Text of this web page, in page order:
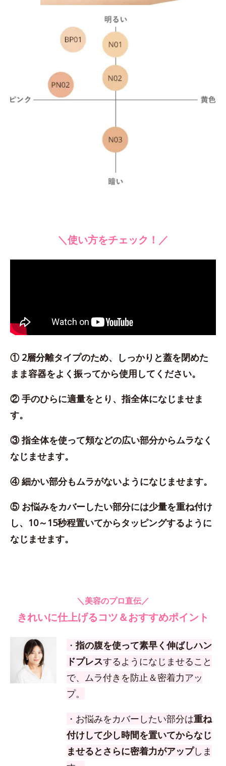
＼使い方をチェック！／
① 2層分離タイプのため、しっかりと蓋を閉めた
まま容器をよく振ってから使用してください。
② 手のひらに適量をとり、指全体になじませま
す。
③ 指全体を使って頬などの広い部分からムラなく
なじませます。
④ 細かい部分もムラがないようになじませます。
⑤ お悩みをカバーしたい部分には少量を重ね付け
し、10～15秒程置いてからタッピングするように
なじませます。
＼美容のプロ直伝／
きれいに仕上げるコツ＆おすすめポイント
・指の腹を使って素早く伸ばしハン
ドプレスするようになじませること
で、ムラ付きを防止＆密着力アッ
プ。
・お悩みをカバーしたい部分は重ね
付けして少し時間を置いてからなじ
ませるとさらに密着力がアップしま